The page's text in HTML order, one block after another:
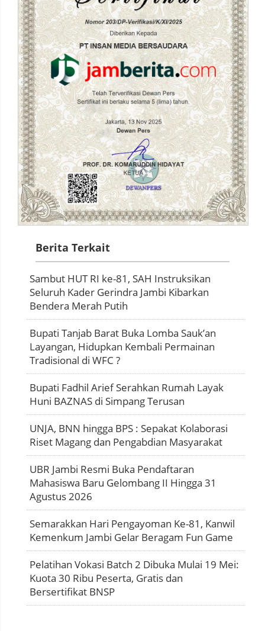
Berita Terkait
Sambut HUT RI ke-81, SAH Instruksikan
Seluruh Kader Gerindra Jambi Kibarkan
Bendera Merah Putih
Bupati Tanjab Barat Buka Lomba Sauk’an
Layangan, Hidupkan Kembali Permainan
Tradisional di WFC ?
Bupati Fadhil Arief Serahkan Rumah Layak
Huni BAZNAS di Simpang Terusan
UNJA, BNN hingga BPS : Sepakat Kolaborasi
Riset Magang dan Pengabdian Masyarakat
UBR Jambi Resmi Buka Pendaftaran
Mahasiswa Baru Gelombang II Hingga 31
Agustus 2026
Semarakkan Hari Pengayoman Ke-81, Kanwil
Kemenkum Jambi Gelar Beragam Fun Game
Pelatihan Vokasi Batch 2 Dibuka Mulai 19 Mei:
Kuota 30 Ribu Peserta, Gratis dan
Bersertifikat BNSP